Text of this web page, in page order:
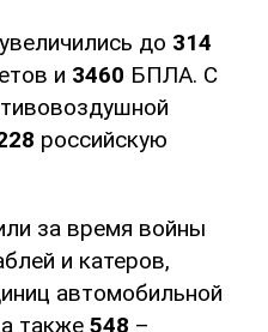
до 314
и 3460 БПЛА. С
российскую
за время войны
и катеров,
автомобильной
также 548 –